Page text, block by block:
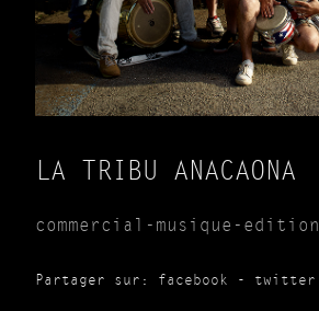
LA TRIBU ANACAONA
commercial-musique-edition
Partager sur: facebook - twitter